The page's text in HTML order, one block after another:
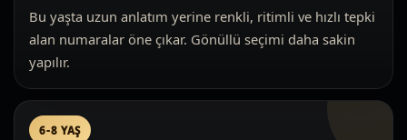
Bu yaşta uzun anlatım yerine renkli, ritimli ve hızlı tepki
alan numaralar öne çıkar. Gönüllü seçimi daha sakin
yapılır.
6-8 YAŞ